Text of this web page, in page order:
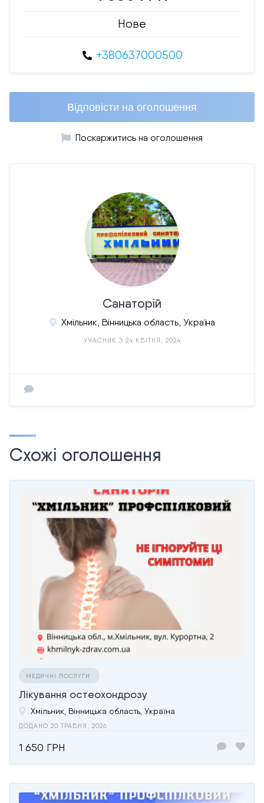
Нове
+380637000500
Відповісти на оголошення
Поскаржитись на оголошення
Санаторій
Хмільник, Вінницька область, Україна
УЧАСНИК З 24 КВІТНЯ, 2024
Схожі оголошення
МЕДИЧНІ ПОСЛУГИ
Лікування остеохондрозу
Хмільник, Вінницька область, Україна
ДОДАНО 20 ТРАВНЯ, 2026
1 650 ГРН